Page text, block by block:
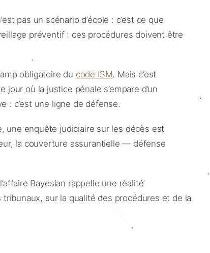
pas un scénario d’école : c’est ce que
préventif : ces procédures doivent être
obligatoire du code ISM. Mais c’est
où la justice pénale s’empare d’un
: c’est une ligne de défense.
une enquête judiciaire sur les décès est
la couverture assurantielle — défense
Bayesian rappelle une réalité
sur la qualité des procédures et de la